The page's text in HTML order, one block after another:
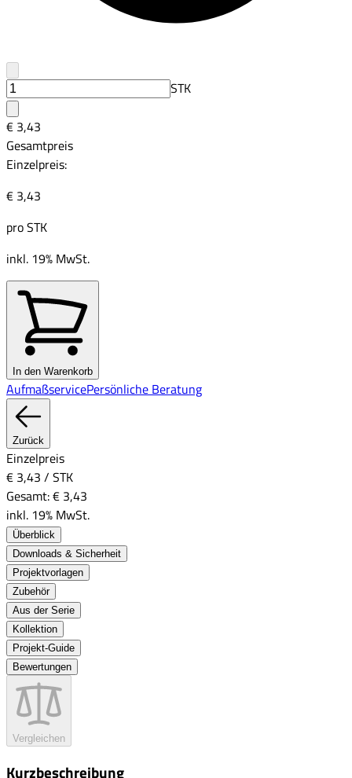
STK
€ 3,43
Gesamtpreis
Einzelpreis:
€ 3,43
proSTK
inkl. 19% MwSt.
In den Warenkorb
AufmaßservicePersönliche Beratung
Zurück
Einzelpreis
€ 3,43 / STK
Gesamt:€ 3,43
inkl. 19% MwSt.
Überblick
Downloads & Sicherheit
Projektvorlagen
Zubehör
Aus der Serie
Kollektion
Projekt-Guide
Bewertungen
Vergleichen
Kurzbeschreibung